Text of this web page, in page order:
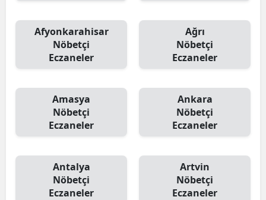
Afyonkarahisar
Nöbetçi
Eczaneler
Ağrı
Nöbetçi
Eczaneler
Amasya
Nöbetçi
Eczaneler
Ankara
Nöbetçi
Eczaneler
Antalya
Nöbetçi
Eczaneler
Artvin
Nöbetçi
Eczaneler